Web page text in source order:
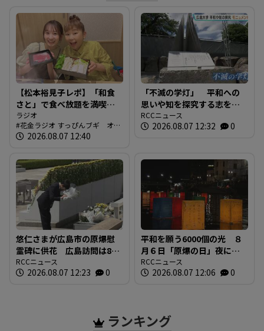
【松本裕見子レポ】「和食
さと」で食べ放題を満喫！
「さとしゃぶ」を体験！！
（RCCラジオ「花金ラジオ
すっぴんブギ」企画）
ラジオ
花金ラジオ すっぴんブギ オン
エア情報
2026.08.07 12:40
「不滅の学灯」 平和への
思いや知を探究する志をモ
ニュメントに 広島大学発
祥の地 東千田キャンパス
RCCニュース
2026.08.07 12:32 0
悠仁さまが広島市の原爆慰
霊碑に供花 広島訪問は8年
ぶり
RCCニュース
2026.08.07 12:23 0
平和を願う6000個の光 ８
月６日「原爆の日」夜に、
犠牲者を追悼する灯ろう流
し 原爆ドーム前を流れる
RCCニュース
2026.08.07 12:06 0
ランキング